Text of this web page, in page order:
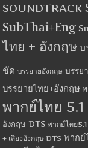
SOUNDTRACK
SubThai+Eng
ไทย + อังกฤษ บ
ชัด บรรยายอังกฤษ บรรย
บรรยายไทย+อังกฤษ
พากย์ไทย
อังกฤษ DTS พากย์ไทย
+ เสียงอังกฤษ DTS พากย์